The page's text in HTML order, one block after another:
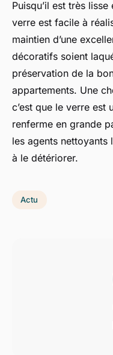
Puisqu’il est très
verre est facile à
maintien d’une
décoratifs soient
préservation de la
appartements. Une
c’est que le verre est
renferme en grande
les agents nettoyants
à le détériorer.
Actu